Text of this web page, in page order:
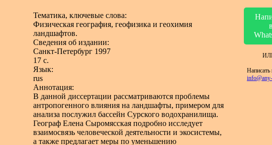
Тематика, ключевые слова:
Физическая география, геофизика и геохимия
ландшафтов.
Сведения об издании:
Санкт-Петербург 1997
17 с.
Язык:
rus
Аннотация:
В данной диссертации рассматриваются проблемы
антропогенного влияния на ландшафты, примером для
анализа послужил бассейн Сурского водохранилища.
Географ Елена Сыромясская подробно исследует
взаимосвязь человеческой деятельности и экосистемы,
а также предлагает меры по уменьшению
в
Написать